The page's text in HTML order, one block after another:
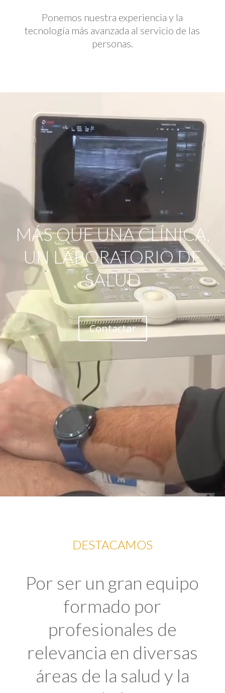
Ponemos nuestra experiencia y la
tecnología más avanzada al servicio de las
personas.
MÁS QUE UNA CLÍNICA,
UN LABORATORIO DE
SALUD
Contactar
DESTACAMOS
Por ser un gran equipo
formado por
profesionales de
relevancia en diversas
áreas de la salud y la